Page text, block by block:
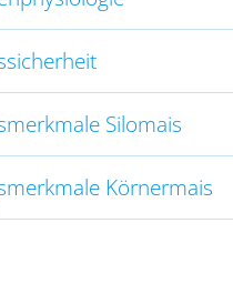
Silomais
Körnermais